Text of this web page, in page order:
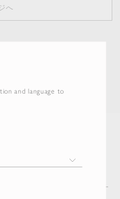
and language to
へ